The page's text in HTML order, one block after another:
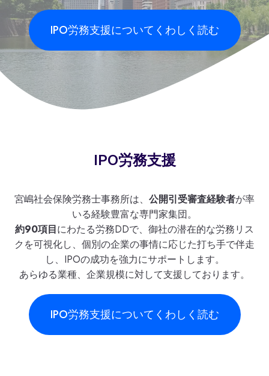
IPO労務支援についてくわしく読む
IPO労務支援
宮嶋社会保険労務士事務所は、 公開引受審査経験者が率
いる経験豊富な専門家集団。
約90項目にわたる労務DDで、御社の潜在的な労務リス
クを可視化し、個別の企業の事情に応じた打ち手で伴走
し、IPOの成功を強力にサポートします。
あらゆる業種、企業規模に対して支援しております。
IPO労務支援についてくわしく読む